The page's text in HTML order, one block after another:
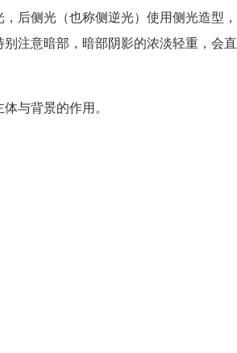
侧光（也称侧逆光）使用侧光造型，
注意暗部，暗部阴影的浓淡轻重，会直
与背景的作用。